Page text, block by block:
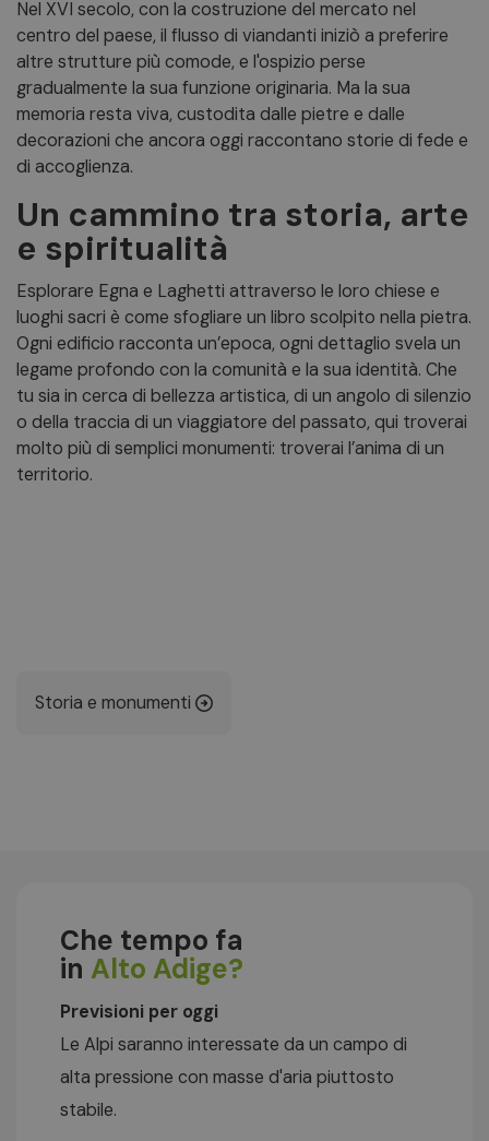
Nel XVI secolo, con la costruzione del mercato nel
centro del paese, il flusso di viandanti iniziò a preferire
altre strutture più comode, e l'ospizio perse
gradualmente la sua funzione originaria. Ma la sua
memoria resta viva, custodita dalle pietre e dalle
decorazioni che ancora oggi raccontano storie di fede e
di accoglienza.
Un cammino tra storia, arte
e spiritualità
Esplorare Egna e Laghetti attraverso le loro chiese e
luoghi sacri è come sfogliare un libro scolpito nella pietra.
Ogni edificio racconta un’epoca, ogni dettaglio svela un
legame profondo con la comunità e la sua identità. Che
tu sia in cerca di bellezza artistica, di un angolo di silenzio
o della traccia di un viaggiatore del passato, qui troverai
molto più di semplici monumenti: troverai l’anima di un
territorio.
Storia e monumenti
Che tempo fa
in Alto Adige?
Previsioni per oggi
Le Alpi saranno interessate da un campo di
alta pressione con masse d'aria piuttosto
stabile.